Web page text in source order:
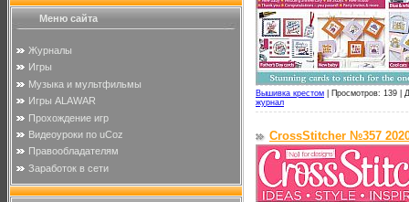
Меню сайта
Журналы
Игры
Музыка и мультфильмы
Игры ALAWAR
Прохождение игр
Видеоуроки по uCoz
Правообладателям
Заработок в сети
Вышивка крестом Просмотров: 139 |
журнал
CrossStitcher №357